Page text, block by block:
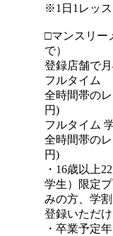
※1日1レッ
□マンスリー
で）
登録店舗で
フルタイム
全時間帯の
円)
フルタイム
全時間帯の
円)
・16歳以上
学生）限定
みの方、学
登録いただ
・卒業予定